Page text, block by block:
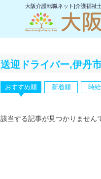
大阪介護転職ネット|介護福祉
送迎ドライバー,伊丹
おすすめ順 新着順 時
該当する記事が見つかりません